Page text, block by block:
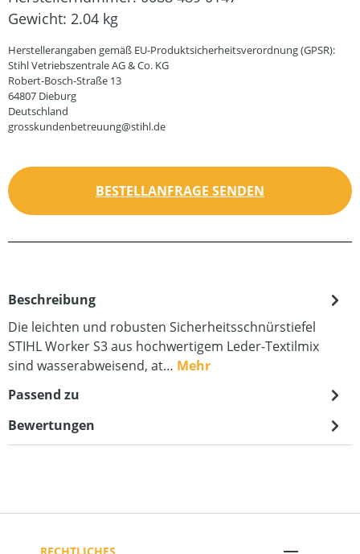
Gewicht: 2.04 kg
Herstellerangaben gemäß EU-Produktsicherheitsverordnung (GPSR):
Stihl Vetriebszentrale AG & Co. KG
Robert-Bosch-Straße 13
64807 Dieburg
Deutschland
grosskundenbetreuung@stihl.de
BESTELLANFRAGE SENDEN
Beschreibung
Die leichten und robusten Sicherheitsschnürstiefel
STIHL Worker S3 aus hochwertigem Leder-Textilmix
sind wasserabweisend, at… Mehr
Passend zu
Bewertungen
RECHTLICHES